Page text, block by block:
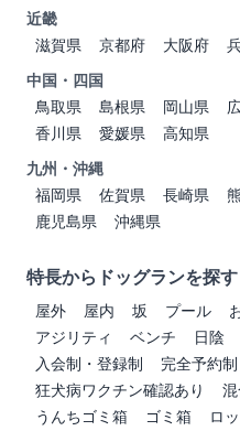
近畿
滋賀県
京都府 大阪府
中国・四国
鳥取県
島根県 岡山県
香川県
愛媛県
高知県
九州・沖縄
福岡県
佐賀県 長崎県
鹿児島県
沖縄県
特長からドッグランを探す
屋外 屋内 坂 プール
アジリティ
ベンチ 日陰
入会制・登録制
完全予約制
狂犬病ワクチン確認あり
うんちゴミ箱
ゴミ箱 ロ